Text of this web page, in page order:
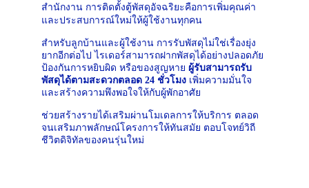
สำนักงาน การติดตั้งตู้พัสดุอัจฉริยะคือการเพิ่มคุณค่า
และประสบการณ์ใหม่ให้ผู้ใช้งานทุกคน
สำหรับลูกบ้านและผู้ใช้งาน การรับพัสดุไม่ใช่เรื่องยุ่ง
ยากอีกต่อไป ไรเดอร์สามารถฝากพัสดุได้อย่างปลอดภัย
ป้องกันการหยิบผิด หรือของสูญหาย ผู้รับสามารถรับ
พัสดุได้ตามสะดวกตลอด 24 ชั่วโมง เพิ่มความมั่นใจ
และสร้างความพึงพอใจให้กับผู้พักอาศัย
ช่วยสร้างรายได้เสริมผ่านโมเดลการให้บริการ ตลอด
จนเสริมภาพลักษณ์โครงการให้ทันสมัย ตอบโจทย์วิถี
ชีวิตดิจิทัลของคนรุ่นใหม่